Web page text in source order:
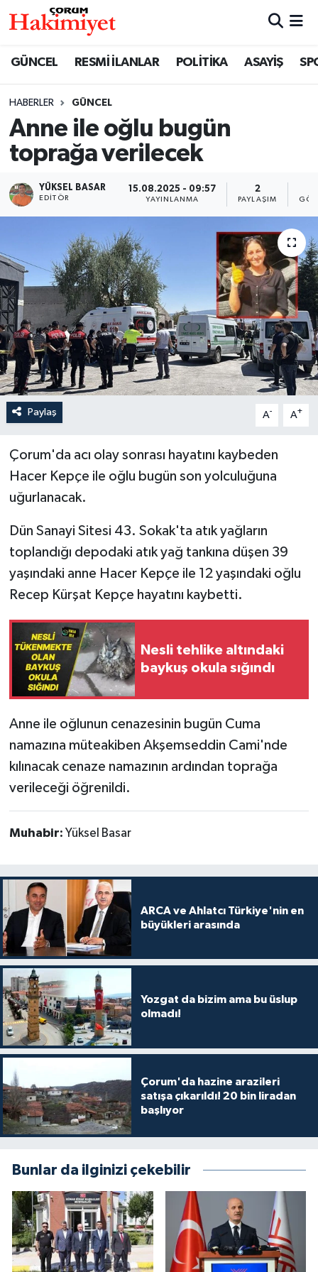
GÜNCEL RESMİ İLANLAR POLİTİKA ASAYİŞ
HABERLER GÜNCEL
Anne ile oğlu bugün
toprağa verilecek
YÜKSEL BASAR
EDITÖR
15.08.2025 - 09:57
YAYINLANMA
2
PAYLAŞIM
Paylaş A- A+
Çorum'da acı olay sonrası hayatını kaybeden
Hacer Kepçe ile oğlu bugün son yolculuğuna
uğurlanacak.
Dün Sanayi Sitesi 43. Sokak'ta atık yağların
toplandığı depodaki atık yağ tankına düşen 39
yaşındaki anne Hacer Kepçe ile 12 yaşındaki oğlu
Recep Kürşat Kepçe hayatını kaybetti.
Nesli tehlike altındaki
baykuş okula sığındı
Anne ile oğlunun cenazesinin bugün Cuma
namazına müteakiben Akşemseddin Cami'nde
kılınacak cenaze namazının ardından toprağa
verileceği öğrenildi.
Muhabir: Yüksel Basar
ARCA ve Ahlatcı Türkiye'nin en
büyükleri arasında
Yozgat da bizim ama bu üslup
olmadı!
Çorum'da hazine arazileri
satışa çıkarıldı! 20 bin liradan
başlıyor
Bunlar da ilginizi çekebilir
SAĞLIK
ASAYİŞ
EKONOMİ
GÜNCEL
AKTÜEL
EĞİTİM
İLÇELER
OTOPARK
TEKNOLOJİ
Nöbetçi Eczaneler
Çorum Namaz Vakitleri
Trafik Durumu
Süper Lig Puan Durumu ve Fikstür
Tüm Manşetler
Son Dakika Haberleri
Haber Arşivi